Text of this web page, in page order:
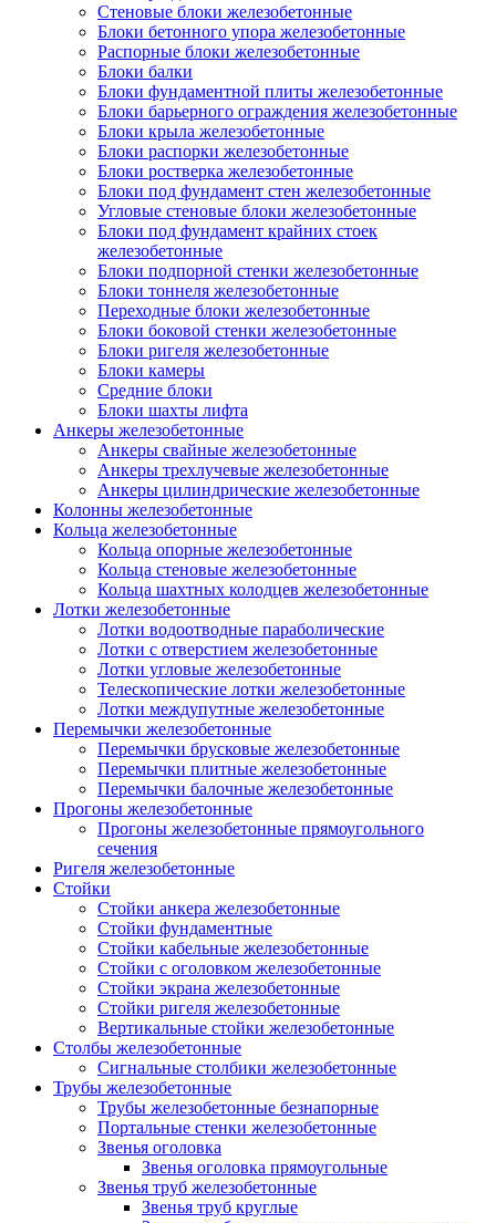
Стеновые блоки железобетонные
Блоки бетонного упора железобетонные
Распорные блоки железобетонные
Блоки балки
Блоки фундаментной плиты железобетонные
Блоки барьерного ограждения железобетонные
Блоки крыла железобетонные
Блоки распорки железобетонные
Блоки ростверка железобетонные
Блоки под фундамент стен железобетонные
Угловые стеновые блоки железобетонные
Блоки под фундамент крайних стоек
железобетонные
Блоки подпорной стенки железобетонные
Блоки тоннеля железобетонные
Переходные блоки железобетонные
Блоки боковой стенки железобетонные
Блоки ригеля железобетонные
Блоки камеры
Средние блоки
Блоки шахты лифта
Анкеры железобетонные
Анкеры свайные железобетонные
Анкеры трехлучевые железобетонные
Анкеры цилиндрические железобетонные
Колонны железобетонные
Кольца железобетонные
Кольца опорные железобетонные
Кольца стеновые железобетонные
Кольца шахтных колодцев железобетонные
Лотки железобетонные
Лотки водоотводные параболические
Лотки с отверстием железобетонные
Лотки угловые железобетонные
Телескопические лотки железобетонные
Лотки междупутные железобетонные
Перемычки железобетонные
Перемычки брусковые железобетонные
Перемычки плитные железобетонные
Перемычки балочные железобетонные
Прогоны железобетонные
Прогоны железобетонные прямоугольного
сечения
Ригеля железобетонные
Стойки
Стойки анкера железобетонные
Стойки фундаментные
Стойки кабельные железобетонные
Стойки с оголовком железобетонные
Стойки экрана железобетонные
Стойки ригеля железобетонные
Вертикальные стойки железобетонные
Столбы железобетонные
Сигнальные столбики железобетонные
Трубы железобетонные
Трубы железобетонные безнапорные
Портальные стенки железобетонные
Звенья оголовка
Звенья оголовка прямоугольные
Звенья труб железобетонные
Звенья труб круглые